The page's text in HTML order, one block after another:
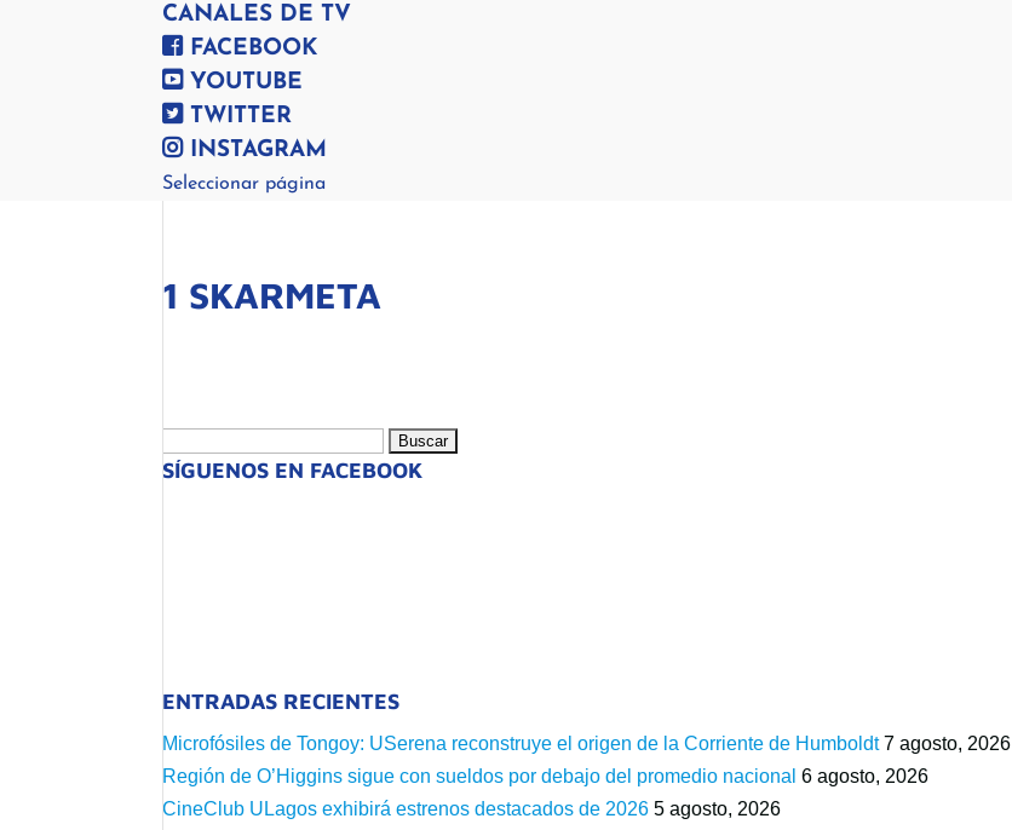
CANALES DE TV
FACEBOOK
YOUTUBE
TWITTER
INSTAGRAM
Seleccionar página
1 SKARMETA
SÍGUENOS EN FACEBOOK
ENTRADAS RECIENTES
Microfósiles de Tongoy: USerena reconstruye el origen de la Corriente de Humboldt 7 agosto, 2026
Región de O’Higgins sigue con sueldos por debajo del promedio nacional 6 agosto, 2026
CineClub ULagos exhibirá estrenos destacados de 2026 5 agosto, 2026